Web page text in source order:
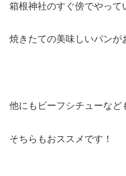
箱根神社のすぐ傍でやって
焼きたての美味しいパンが
他にもビーフシチューなど
そちらもおススメです！